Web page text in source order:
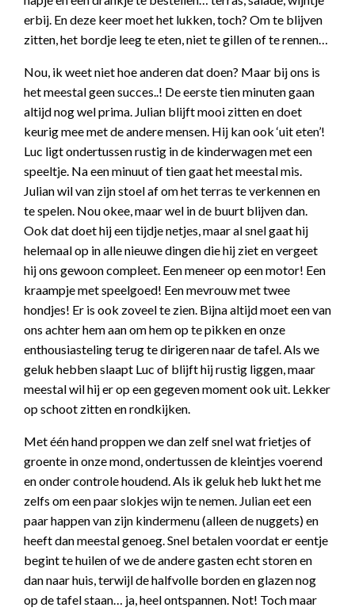
erbij. En deze keer moet het lukken, toch? Om te blijven
zitten, het bordje leeg te eten, niet te gillen of te rennen…
Nou, ik weet niet hoe anderen dat doen? Maar bij ons is
het meestal geen succes..! De eerste tien minuten gaan
altijd nog wel prima. Julian blijft mooi zitten en doet
keurig mee met de andere mensen. Hij kan ook ‘uit eten’!
Luc ligt ondertussen rustig in de kinderwagen met een
speeltje. Na een minuut of tien gaat het meestal mis.
Julian wil van zijn stoel af om het terras te verkennen en
te spelen. Nou okee, maar wel in de buurt blijven dan.
Ook dat doet hij een tijdje netjes, maar al snel gaat hij
helemaal op in alle nieuwe dingen die hij ziet en vergeet
hij ons gewoon compleet. Een meneer op een motor! Een
kraampje met speelgoed! Een mevrouw met twee
hondjes! Er is ook zoveel te zien. Bijna altijd moet een van
ons achter hem aan om hem op te pikken en onze
enthousiasteling terug te dirigeren naar de tafel. Als we
geluk hebben slaapt Luc of blijft hij rustig liggen, maar
meestal wil hij er op een gegeven moment ook uit. Lekker
op schoot zitten en rondkijken.
Met één hand proppen we dan zelf snel wat frietjes of
groente in onze mond, ondertussen de kleintjes voerend
en onder controle houdend. Als ik geluk heb lukt het me
zelfs om een paar slokjes wijn te nemen. Julian eet een
paar happen van zijn kindermenu (alleen de nuggets) en
heeft dan meestal genoeg. Snel betalen voordat er eentje
begint te huilen of we de andere gasten echt storen en
dan naar huis, terwijl de halfvolle borden en glazen nog
op de tafel staan… ja, heel ontspannen. Not! Toch maar